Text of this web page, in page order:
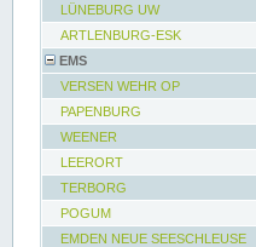
LÜNEBURG UW
ARTLENBURG-ESK
EMS
VERSEN WEHR OP
PAPENBURG
WEENER
LEERORT
TERBORG
POGUM
EMDEN NEUE SEESCHLEUSE